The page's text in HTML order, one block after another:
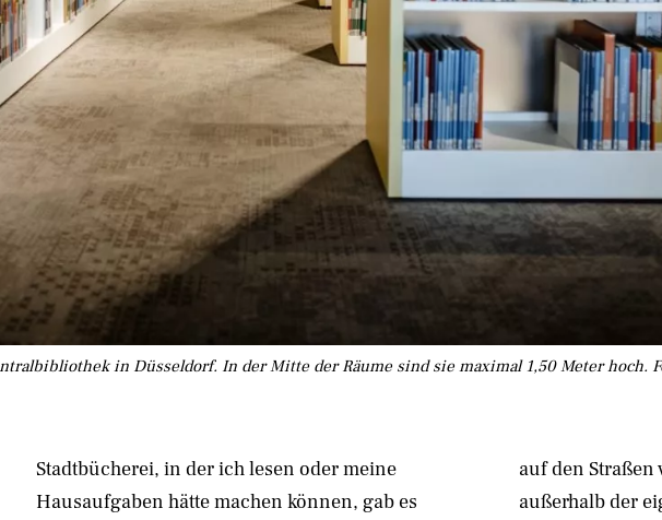
in Düsseldorf. In der Mitte der Räume sind sie maximal 1,50 Meter hoch.
außerhalb der